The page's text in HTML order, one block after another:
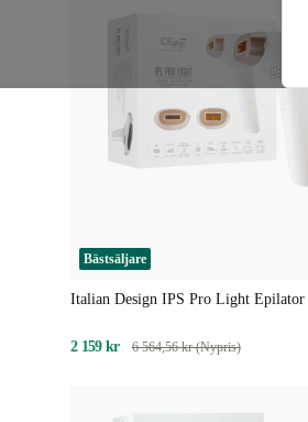
Bästsäljare
Italian Design IPS Pro Light Epilator
2 159 kr 6 564,56 kr (Nypris)